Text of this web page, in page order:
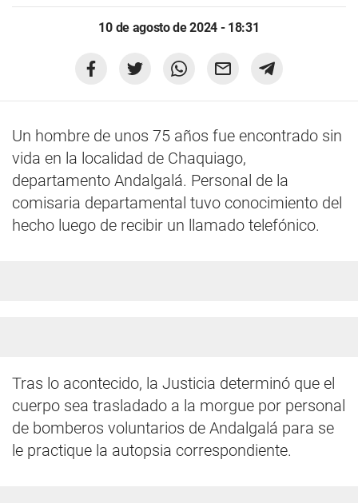
10 de agosto de 2024 - 18:31
Un hombre de unos 75 años fue encontrado sin
vida en la localidad de Chaquiago,
departamento Andalgalá. Personal de la
comisaria departamental tuvo conocimiento del
hecho luego de recibir un llamado telefónico.
Tras lo acontecido, la Justicia determinó que el
cuerpo sea trasladado a la morgue por personal
de bomberos voluntarios de Andalgalá para se
le practique la autopsia correspondiente.